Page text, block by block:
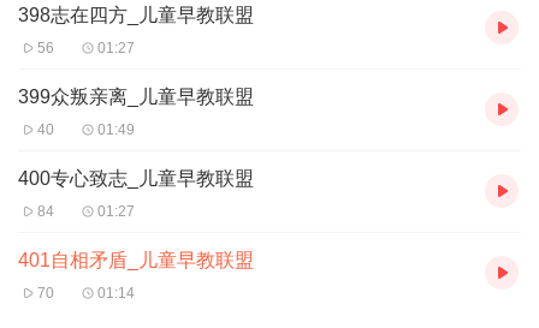
398志在四方_儿童早教联盟
56 01:27
399众叛亲离_儿童早教联盟
40 01:49
400专心致志_儿童早教联盟
84 01:27
401自相矛盾_儿童早教联盟
70 01:14